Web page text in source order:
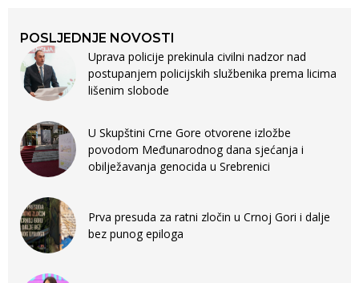
POSLJEDNJE NOVOSTI
Uprava policije prekinula civilni nadzor nad
postupanjem policijskih službenika prema licima
lišenim slobode
U Skupštini Crne Gore otvorene izložbe
povodom Međunarodnog dana sjećanja i
obilježavanja genocida u Srebrenici
Prva presuda za ratni zločin u Crnoj Gori i dalje
bez punog epiloga